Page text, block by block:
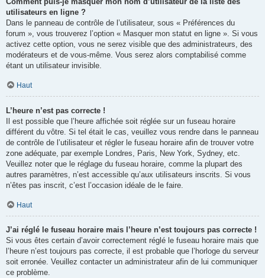
utilisateurs en ligne ?
Dans le panneau de contrôle de l’utilisateur, sous « Préférences du
forum », vous trouverez l’option « Masquer mon statut en ligne ». Si vous
activez cette option, vous ne serez visible que des administrateurs, des
modérateurs et de vous-même. Vous serez alors comptabilisé comme
étant un utilisateur invisible.
Haut
L’heure n’est pas correcte !
Il est possible que l’heure affichée soit réglée sur un fuseau horaire
différent du vôtre. Si tel était le cas, veuillez vous rendre dans le panneau
de contrôle de l’utilisateur et régler le fuseau horaire afin de trouver votre
zone adéquate, par exemple Londres, Paris, New York, Sydney, etc.
Veuillez noter que le réglage du fuseau horaire, comme la plupart des
autres paramètres, n’est accessible qu’aux utilisateurs inscrits. Si vous
n’êtes pas inscrit, c’est l’occasion idéale de le faire.
Haut
J’ai réglé le fuseau horaire mais l’heure n’est toujours pas correcte !
Si vous êtes certain d’avoir correctement réglé le fuseau horaire mais que
l’heure n’est toujours pas correcte, il est probable que l’horloge du serveur
soit erronée. Veuillez contacter un administrateur afin de lui communiquer
ce problème.